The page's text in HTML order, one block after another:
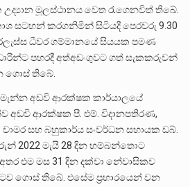
මූලස්ථානය වෙත රැගෙනවිත් තිබේ.
සටහන් කරගනිමින් සිටියදී පෙරවරු 9.30
ධීවර ගම්මානයේ සියයක පමණ
පහරදී අත්අඩංගුවට ගත් සැකකරුවන්
ගොස් තිබේ.
අඩවි ආරක්ෂක කාර්යාලයේ
අඩවි ආරක්ෂක පී. එම්. විදානපතිරණ,
සහ බහුකාර්ය සංවර්ධන සහායක ඩබ්.
2022 මැයි 28 දින හම්බන්තොට
එම මස 31 දින දක්වා නේවාසිකව
ගොස් තිබේ. එසේම ප්‍රහාරයෙන් වන